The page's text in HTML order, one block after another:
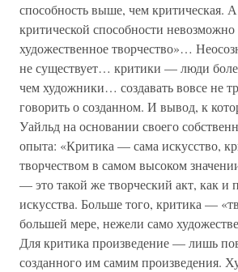
способность выше, чем критическая. А
критической способности невозможно
художественное творчество»…
не существует… критики — люди
чем художники… создавать вовсе не
говорить о созданном. И вывод, к
Уайльд на основании своего
опыта: «Критика — сама искусство,
творчеством в самом высоком
— это такой же творческий акт, как и
искусства. Больше того, критика —
большей мере, нежели само
Для критика произведение — лишь
созданного им самим произведения.